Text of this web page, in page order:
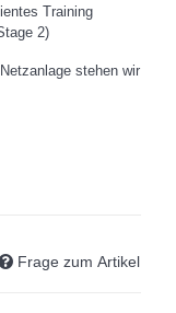
Training
2)
stehen wir
Frage zum Artikel